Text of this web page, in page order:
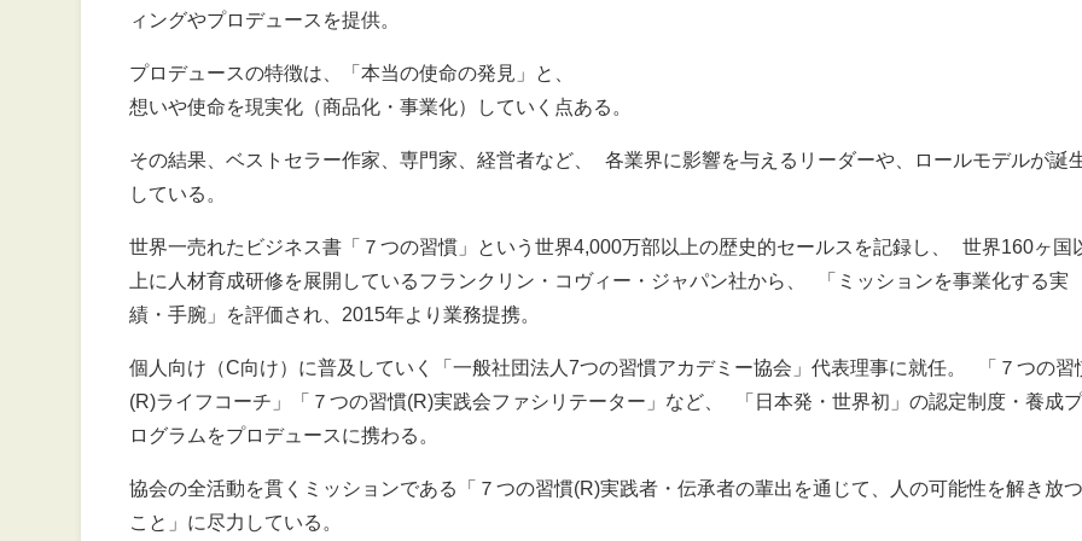
ィングやプロデュースを提供。
プロデュースの特徴は、「本当の使命の発見」と、
想いや使命を現実化（商品化・事業化）していく点ある。
その結果、ベストセラー作家、専門家、経営者など、 各業界に影響を与えるリーダーや、ロールモデルが誕
している。
世界一売れたビジネス書「７つの習慣」という世界4,000万部以上の歴史的セールスを記録し、 世界160ヶ国
上に人材育成研修を展開しているフランクリン・コヴィー・ジャパン社から、 「ミッションを事業化する実
績・手腕」を評価され、2015年より業務提携。
個人向け（C向け）に普及していく「一般社団法人7つの習慣アカデミー協会」代表理事に就任。 「７つの習
(R)ライフコーチ」「７つの習慣(R)実践会ファシリテーター」など、 「日本発・世界初」の認定制度・養成
ログラムをプロデュースに携わる。
協会の全活動を貫くミッションである「７つの習慣(R)実践者・伝承者の輩出を通じて、人の可能性を解き放つ
こと」に尽力している。